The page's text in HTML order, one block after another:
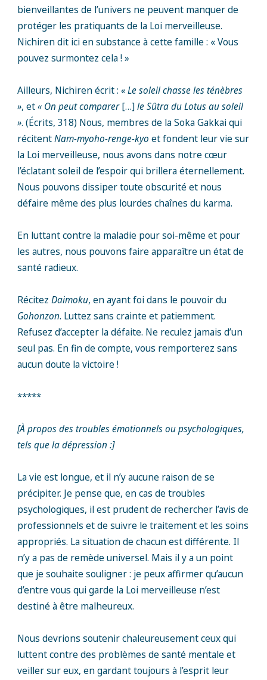
bienveillantes de l’univers ne peuvent manquer de
protéger les pratiquants de la Loi merveilleuse.
Nichiren dit ici en substance à cette famille : « Vous
pouvez surmontez cela ! »
Ailleurs, Nichiren écrit : « Le soleil chasse les ténèbres
», et« On peut comparer[…]le Sûtra du Lotus au soleil
». (Écrits, 318) Nous, membres de la Soka Gakkai qui
récitentNam-myoho-renge-kyo et fondent leur vie sur
la Loi merveilleuse, nous avons dans notre cœur
l’éclatant soleil de l’espoir qui brillera éternellement.
Nous pouvons dissiper toute obscurité et nous
défaire même des plus lourdes chaînes du karma.
En luttant contre la maladie pour soi-même et pour
les autres, nous pouvons faire apparaître un état de
santé radieux.
Récitez Daimoku, en ayant foi dans le pouvoir du
Gohonzon. Luttez sans crainte et patiemment.
Refusez d’accepter la défaite. Ne reculez jamais d’un
seul pas. En fin de compte, vous remporterez sans
aucun doute la victoire !
*****
[À propos des troubles émotionnels ou psychologiques,
tels que la dépression :]
La vie est longue, et il n’y aucune raison de se
précipiter. Je pense que, en cas de troubles
psychologiques, il est prudent de rechercher l’avis de
professionnels et de suivre le traitement et les soins
appropriés. La situation de chacun est différente. Il
n’y a pas de remède universel. Mais il y a un point
que je souhaite souligner : je peux affirmer qu’aucun
d’entre vous qui garde la Loi merveilleuse n’est
destiné à être malheureux.
Nous devrions soutenir chaleureusement ceux qui
luttent contre des problèmes de santé mentale et
veiller sur eux, en gardant toujours à l’esprit leur